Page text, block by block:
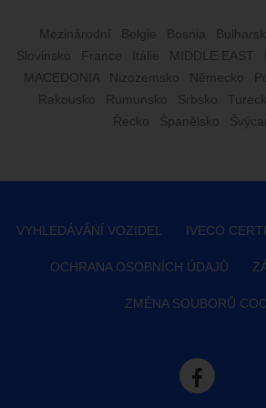
Mezinárodní Belgie Bosnia
Slovinsko
France Itálie MIDDLE EAST
MACEDONIA
Nizozemsko Německo
Rakousko
Rumunsko Srbsko
Řecko
Španělsko
VYHLEDÁVÁNÍ VOZIDEL IVECO
OCHRANA OSOBNÍCH ÚDAJŮ
ZMĚNA SOUBORŮ